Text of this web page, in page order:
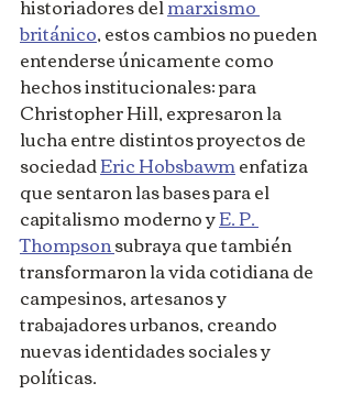
británico, estos cambios no pueden
entenderse únicamente como
hechos institucionales: para
Christopher Hill, expresaron la
lucha entre distintos proyectos de
sociedad Eric Hobsbawm enfatiza
que sentaron las bases para el
capitalismo moderno y E. P.
Thompson subraya que también
transformaron la vida cotidiana de
campesinos, artesanos y
trabajadores urbanos, creando
nuevas identidades sociales y
políticas.